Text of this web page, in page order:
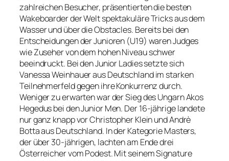
zahlreichen Besucher, präsentierten die besten
Wakeboarder der Welt spektakuläre Tricks aus dem
Wasser und über die Obstacles. Bereits bei den
Entscheidungen der Junioren (U19) waren Judges
wie Zuseher von dem hohen Niveau schwer
beeindruckt. Bei den Junior Ladies setzte sich
Vanessa Weinhauer aus Deutschland im starken
Teilnehmerfeld gegen ihre Konkurrenz durch.
Weniger zu erwarten war der Sieg des Ungarn Akos
Hegedus bei den Junior Men. Der 16-jährige landete
nur ganz knapp vor Christopher Klein und Andrè
Botta aus Deutschland. In der Kategorie Masters,
der über 30-jährigen, lachten am Ende drei
Österreicher vom Podest. Mit seinem Signature